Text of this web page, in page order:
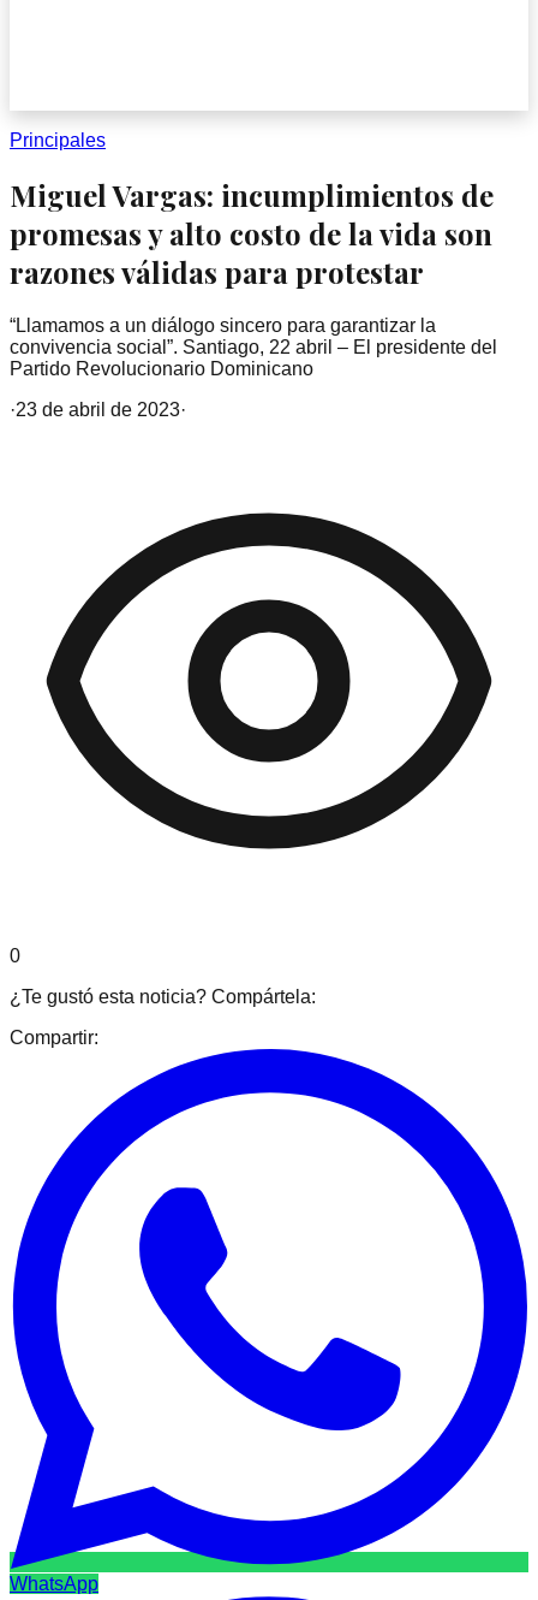
Principales
Miguel Vargas: incumplimientos de
promesas y alto costo de la vida son
razones válidas para protestar
“Llamamos a un diálogo sincero para garantizar la
convivencia social”. Santiago, 22 abril – El presidente del
Partido Revolucionario Dominicano
·23 de abril de 2023·
0
¿Te gustó esta noticia? Compártela:
Compartir:
WhatsApp